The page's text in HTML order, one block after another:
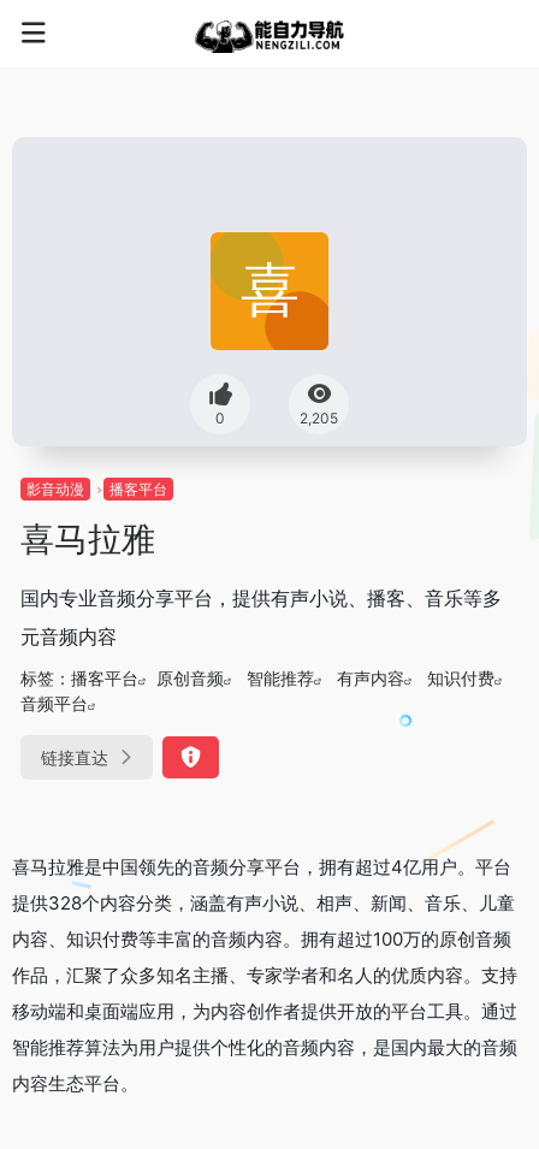
0 2,205
影音动漫 播客平台
喜马拉雅
国内专业音频分享平台，提供有声小说、播客、音乐等多
元音频内容
标签： 播客平台 原创音频 智能推荐 有声内容
知识付费
音频平台
链接直达
喜马拉雅是中国领先的音频分享平台，拥有超过4亿用户。平台
提供328个内容分类，涵盖有声小说、相声、新闻、音乐、儿童
内容、知识付费等丰富的音频内容。拥有超过100万的原创音频
作品，汇聚了众多知名主播、专家学者和名人的优质内容。支持
移动端和桌面端应用，为内容创作者提供开放的平台工具。通过
智能推荐算法为用户提供个性化的音频内容，是国内最大的音频
内容生态平台。